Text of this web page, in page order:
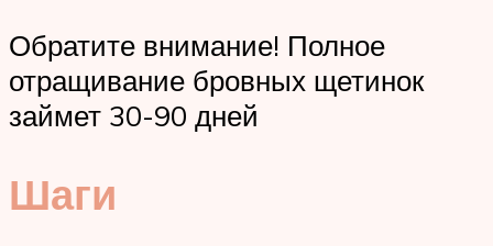
Обратите внимание! Полное
отращивание бровных щетинок
займет 30-90 дней
Шаги